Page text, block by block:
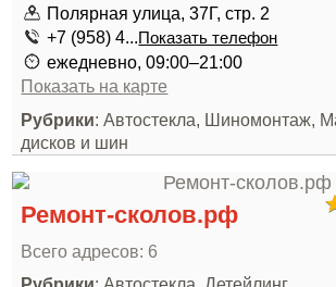
Полярная улица, 37Г, стр. 2
+7 (958) 4...Показать телефон
ежедневно, 09:00–21:00
Показать на карте
Рубрики: Автостекла, Шиномонтаж,
дисков и шин
Ремонт-сколов.рф
Всего адресов: 6